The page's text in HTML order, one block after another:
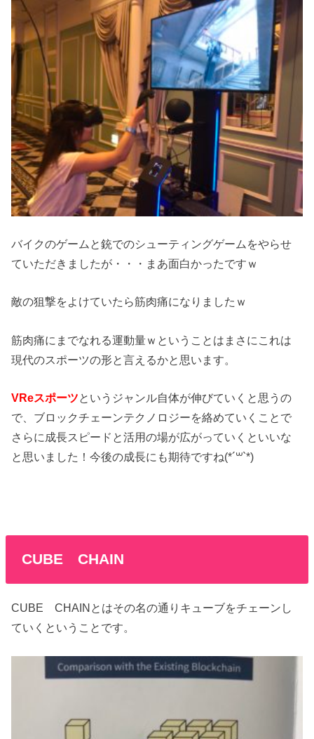
バイクのゲームと銃でのシューティングゲームをやらせ
ていただきましたが・・・まあ面白かったですｗ
敵の狙撃をよけていたら筋肉痛になりましたｗ
筋肉痛にまでなれる運動量ｗということはまさにこれは
現代のスポーツの形と言えるかと思います。
VReスポーツというジャンル自体が伸びていくと思うの
で、ブロックチェーンテクノロジーを絡めていくことで
さらに成長スピードと活用の場が広がっていくといいな
と思いました！今後の成長にも期待ですね(*´꒳`*)
CUBE CHAIN
CUBE CHAINとはその名の通りキューブをチェーンし
ていくということです。